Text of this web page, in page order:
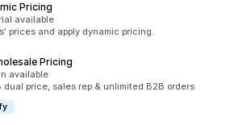
Pricing
available
prices and apply dynamic pricing.
Pricing
available
dual price, sales rep & unlimited B2B orders